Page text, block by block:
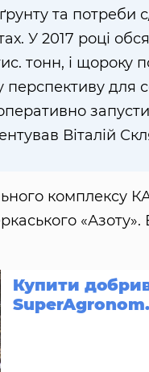
та потреби
У 2017 році
тонн, і щороку
для
Віталій
комплексу
Купити